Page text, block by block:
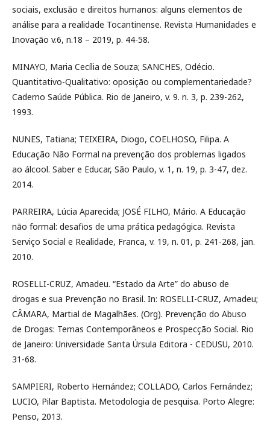
sociais, exclusão e direitos humanos: alguns elementos de
análise para a realidade Tocantinense. Revista Humanidades e
Inovação v.6, n.18 – 2019, p. 44-58.
MINAYO, Maria Cecília de Souza; SANCHES, Odécio.
Quantitativo-Qualitativo: oposição ou complementariedade?
Caderno Saúde Pública. Rio de Janeiro, v. 9. n. 3, p. 239-262,
1993.
NUNES, Tatiana; TEIXEIRA, Diogo, COELHOSO, Filipa. A
Educação Não Formal na prevenção dos problemas ligados
ao álcool. Saber e Educar, São Paulo, v. 1, n. 19, p. 3-47, dez.
2014.
PARREIRA, Lúcia Aparecida; JOSÉ FILHO, Mário. A Educação
não formal: desafios de uma prática pedagógica. Revista
Serviço Social e Realidade, Franca, v. 19, n. 01, p. 241-268, jan.
2010.
ROSELLI-CRUZ, Amadeu. “Estado da Arte” do abuso de
drogas e sua Prevenção no Brasil. In: ROSELLI-CRUZ, Amadeu;
CÂMARA, Martial de Magalhães. (Org). Prevenção do Abuso
de Drogas: Temas Contemporâneos e Prospecção Social. Rio
de Janeiro: Universidade Santa Úrsula Editora - CEDUSU, 2010.
31-68.
SAMPIERI, Roberto Hernández; COLLADO, Carlos Fernández;
LUCIO, Pilar Baptista. Metodologia de pesquisa. Porto Alegre:
Penso, 2013.